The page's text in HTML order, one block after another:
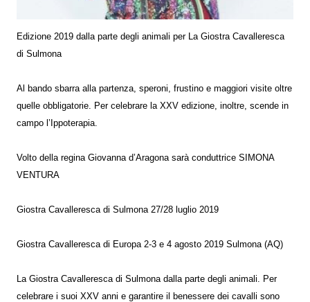
Edizione 2019 dalla parte degli animali per La Giostra Cavalleresca
di Sulmona
Al bando sbarra alla partenza, speroni, frustino e maggiori visite oltre
quelle obbligatorie. Per celebrare la XXV edizione, inoltre, scende in
campo l’Ippoterapia.
Volto della regina Giovanna d’Aragona sarà conduttrice SIMONA
VENTURA
Giostra Cavalleresca di Sulmona 27/28 luglio 2019
Giostra Cavalleresca di Europa 2-3 e 4 agosto 2019 Sulmona (AQ)
La Giostra Cavalleresca di Sulmona dalla parte degli animali. Per
celebrare i suoi XXV anni e garantire il benessere dei cavalli sono